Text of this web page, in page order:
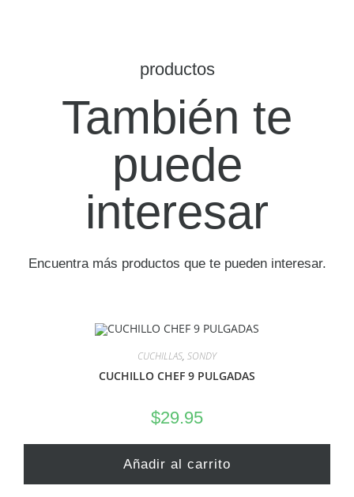
productos
También te
puede
interesar
Encuentra más productos que te pueden interesar.
CUCHILLAS, SONDY
CUCHILLO CHEF 9 PULGADAS
$29.95
Añadir al carrito